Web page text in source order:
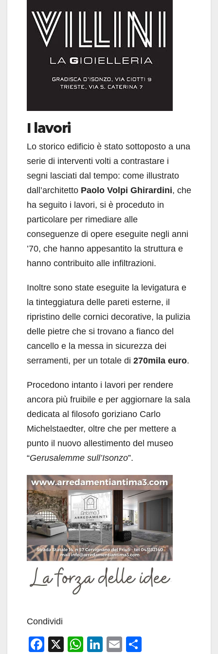
I lavori
Lo storico edificio è stato sottoposto a una
serie di interventi volti a contrastare i
segni lasciati dal tempo: come illustrato
dall’architetto Paolo Volpi Ghirardini, che
ha seguito i lavori, si è proceduto in
particolare per rimediare alle
conseguenze di opere eseguite negli anni
’70, che hanno appesantito la struttura e
hanno contribuito alle infiltrazioni.
Inoltre sono state eseguite la levigatura e
la tinteggiatura delle pareti esterne, il
ripristino delle cornici decorative, la pulizia
delle pietre che si trovano a fianco del
cancello e la messa in sicurezza dei
serramenti, per un totale di 270mila euro.
Procedono intanto i lavori per rendere
ancora più fruibile e per aggiornare la sala
dedicata al filosofo goriziano Carlo
Michelstaedter, oltre che per mettere a
punto il nuovo allestimento del museo
“Gerusalemme sull’Isonzo”.
Condividi
F
X
W
Li
E